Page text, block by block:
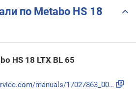
по Metabo HS 18
HS 18 LTX BL 65
https://www.metabo-service.com/manuals/17027863_00_0822_72_...